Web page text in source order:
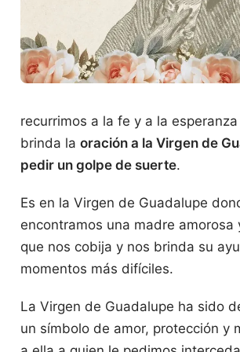
recurrimos a la fe y a la
brinda la oración a la Virgen de
pedir un golpe de suerte.
Es en la Virgen de Guadalupe
encontramos una madre amorosa
que nos cobija y nos brinda su
momentos más difíciles.
La Virgen de Guadalupe ha sido
un símbolo de amor, protección y